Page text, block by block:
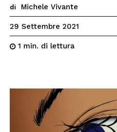
di Michele Vivante
29 Settembre 2021
1 min. di lettura